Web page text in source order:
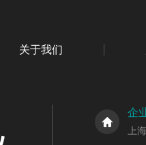
关于我们
企
上